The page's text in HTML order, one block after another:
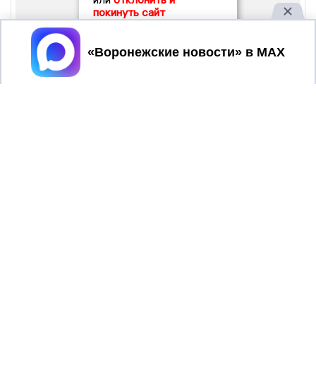
покинуть сайт
Принять